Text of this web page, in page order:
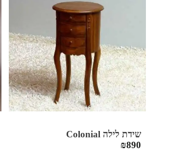
שידת לילה Colonial
₪890